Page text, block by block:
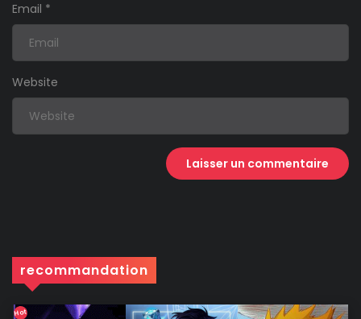
Email *
Website
recommandation
Hot